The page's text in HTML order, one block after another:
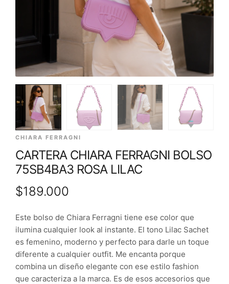
CHIARA FERRAGNI
CARTERA CHIARA FERRAGNI BOLSO
75SB4BA3 ROSA LILAC
$189.000
Este bolso de Chiara Ferragni tiene ese color que
ilumina cualquier look al instante. El tono Lilac Sachet
es femenino, moderno y perfecto para darle un toque
diferente a cualquier outfit. Me encanta porque
combina un diseño elegante con ese estilo fashion
que caracteriza a la marca. Es de esos accesorios que